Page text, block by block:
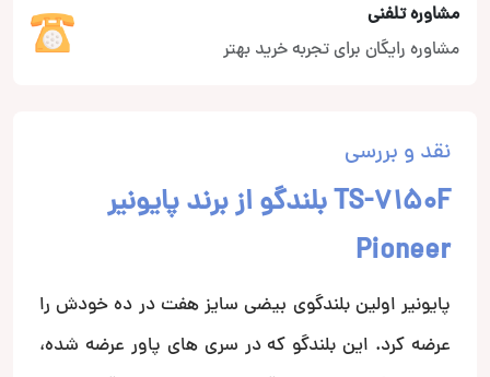
مشاوره تلفنی
مشاوره رایگان برای تجربه خرید بهتر
نقد و بررسی
TS-7150F بلندگو از برند پایونیر
Pioneer
پایونیر اولین بلندگوی بیضی سایز هفت در ده خودش را
عرضه کرد. این بلندگو که در سری های پاور عرضه شده،